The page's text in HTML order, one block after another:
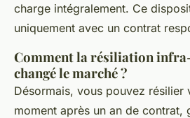
charge intégralement. Ce
uniquement avec un contrat
Comment la résiliation
changé le marché ?
Désormais, vous pouvez résilier
moment après un an de contrat,